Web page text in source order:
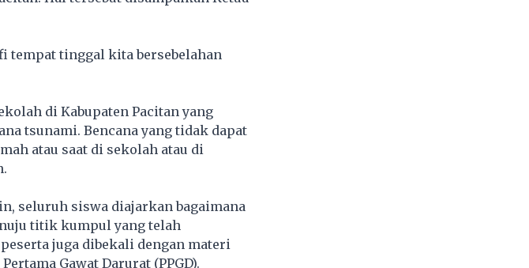
tempat tinggal kita bersebelahan
di Kabupaten Pacitan yang
tsunami. Bencana yang tidak dapat
atau saat di sekolah atau di
seluruh siswa diajarkan bagaimana
titik kumpul yang telah
juga dibekali dengan materi
Gawat Darurat (PPGD).